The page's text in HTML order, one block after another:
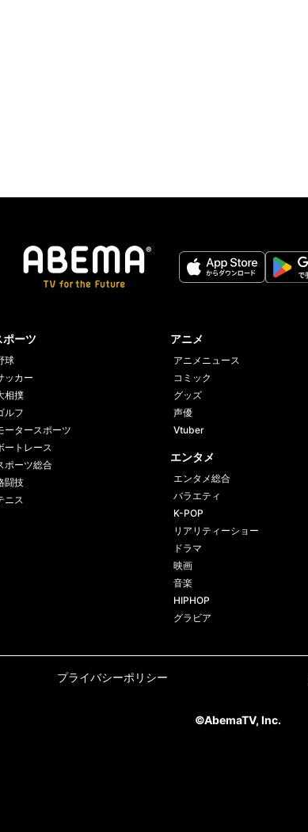
ポーツ
球
ッカー
相撲
ルフ
ータースポーツ
ートレース
ポーツ総合
闘技
ニス
アニメ
アニメニュース
コミック
グッズ
声優
Vtuber
エンタメ
エンタメ総合
バラエティ
K-POP
リアリティーショー
ドラマ
映画
音楽
HIPHOP
グラビア
プライバシーポリシー
©AbemaTV, Inc.